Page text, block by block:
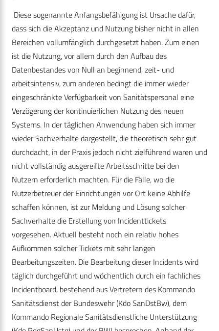
Diese sogenannte Anfangsbefähigung ist Ursache dafür,
dass sich die Akzeptanz und Nutzung bisher nicht in allen
Bereichen vollumfänglich durchgesetzt haben. Zum einen
ist die Nutzung, vor allem durch den Aufbau des
Datenbestandes von Null an beginnend, zeit- und
arbeitsintensiv, zum anderen bedingt die immer wieder
eingeschränkte Verfügbarkeit von Sanitätspersonal eine
Verzögerung der kontinuierlichen Nutzung des neuen
Systems. In der täglichen Anwendung haben sich immer
wieder Sachverhalte dargestellt, die theoretisch sehr gut
durchdacht, in der Praxis jedoch nicht zielführend waren und
nicht vollständig ausgereifte Arbeitsschritte bei den
Nutzern erforderlich machten. Für die Fälle, wo die
Nutzerbetreuer der Einrichtungen vor Ort keine Abhilfe
schaffen können, ist zur Meldung und Lösung solcher
Sachverhalte die Erstellung von Incidenttickets
vorgesehen. Aktuell besteht noch ein relativ hohes
Aufkommen solcher Tickets mit sehr langen
Bearbeitungszeiten. Die Bearbeitung dieser Incidents wird
täglich durchgeführt und wöchentlich durch ein fachliches
Incidentboard, bestehend aus Vertretern des Kommando
Sanitätsdienst der Bundeswehr (Kdo SanDstBw), dem
Kommando Regionale Sanitätsdienstliche Unterstützung